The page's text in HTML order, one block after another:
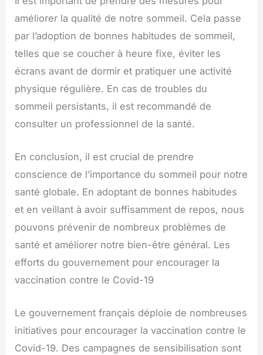
améliorer la qualité de notre sommeil. Cela passe
par l’adoption de bonnes habitudes de sommeil,
telles que se coucher à heure fixe, éviter les
écrans avant de dormir et pratiquer une activité
physique régulière. En cas de troubles du
sommeil persistants, il est recommandé de
consulter un professionnel de la santé.
En conclusion, il est crucial de prendre
conscience de l’importance du sommeil pour notre
santé globale. En adoptant de bonnes habitudes
et en veillant à avoir suffisamment de repos, nous
pouvons prévenir de nombreux problèmes de
santé et améliorer notre bien-être général. Les
efforts du gouvernement pour encourager la
vaccination contre le Covid-19
Le gouvernement français déploie de nombreuses
initiatives pour encourager la vaccination contre le
Covid-19. Des campagnes de sensibilisation sont